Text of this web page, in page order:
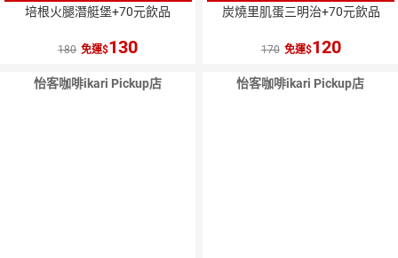
培根火腿潛艇堡+70元飲品
180 免運 130
炭燒里肌蛋三明治+70元飲品
170 免運 120
怡客咖啡ikari Pickup店 怡客咖啡ikari Pickup店